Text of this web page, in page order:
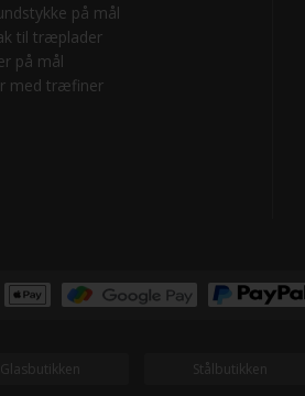
på mål
til træplader
på mål
med træfiner
Glasbutikken Stålbutikken